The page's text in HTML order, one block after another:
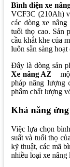
Bình điện xe
VCF3C (210Ah)
các dòng xe
tuổi thọ cao. Sản
cầu khắt khe của
luôn sẵn sàng hoạt
Đây là dòng sản
Xe nâng AZ –
pháp năng lượng
phẩm chất lượng
Khả năng
Việc lựa chọn
suất và tuổi thọ
kỹ thuật, các mã
nhiều loại xe nâng